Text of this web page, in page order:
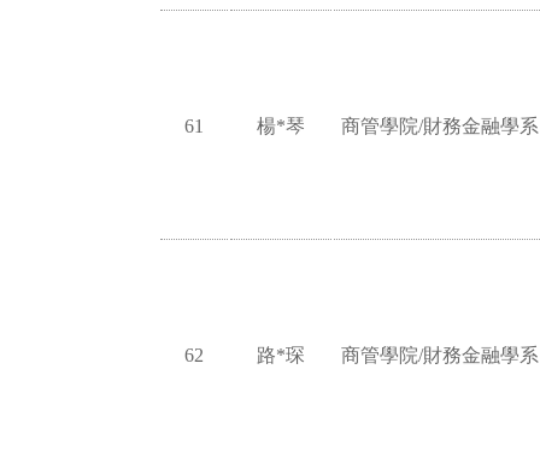
61 楊*琴 商管學院/財務金融學系
62 路*琛 商管學院/財務金融學系